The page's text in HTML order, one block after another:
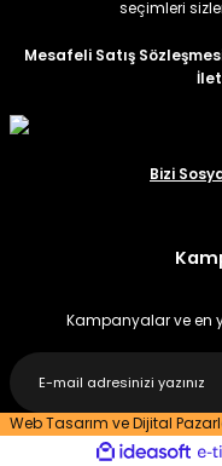
Koren Kız Çocuk ve Bebek
₺ 250
seçimleri
Mesafeli Satış
Bizi
Kampanyalar ve en
Web Tasarım ve Dijital